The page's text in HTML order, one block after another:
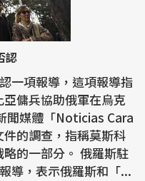
認
一項報導，這項報導指
傭兵協助俄軍在烏克
的調查，指稱莫斯科
部分。 俄羅斯駐
導，表示俄羅斯和「...